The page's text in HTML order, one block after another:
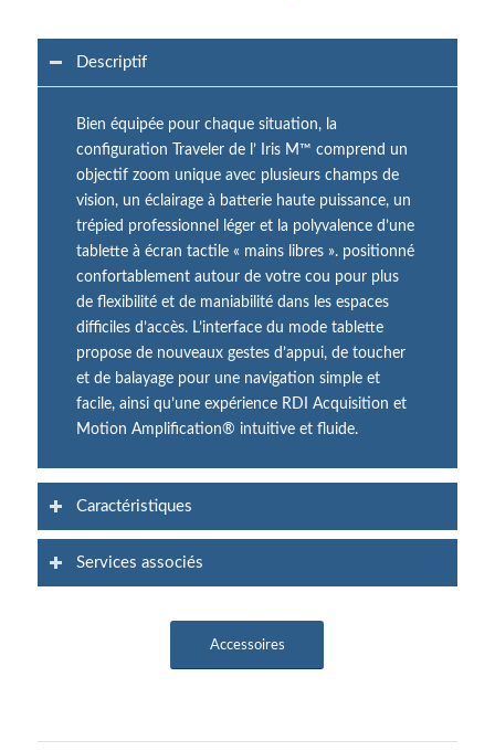
Descriptif
Bien équipée pour chaque situation, la
configuration Traveler de l’ Iris M™ comprend un
objectif zoom unique avec plusieurs champs de
vision, un éclairage à batterie haute puissance, un
trépied professionnel léger et la polyvalence d’une
tablette à écran tactile « mains libres ». positionné
confortablement autour de votre cou pour plus
de flexibilité et de maniabilité dans les espaces
difficiles d’accès. L’interface du mode tablette
propose de nouveaux gestes d’appui, de toucher
et de balayage pour une navigation simple et
facile, ainsi qu’une expérience RDI Acquisition et
Motion Amplification® intuitive et fluide.
Caractéristiques
Services associés
Accessoires